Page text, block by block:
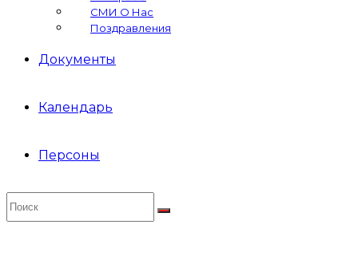
СМИ О Нас
Поздравления
Документы
Календарь
Персоны